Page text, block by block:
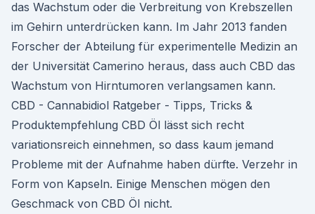
das Wachstum oder die Verbreitung von Krebszellen
im Gehirn unterdrücken kann. Im Jahr 2013 fanden
Forscher der Abteilung für experimentelle Medizin an
der Universität Camerino heraus, dass auch CBD das
Wachstum von Hirntumoren verlangsamen kann. ️
CBD - Cannabidiol Ratgeber - Tipps, Tricks &
Produktempfehlung CBD Öl lässt sich recht
variationsreich einnehmen, so dass kaum jemand
Probleme mit der Aufnahme haben dürfte. Verzehr in
Form von Kapseln. Einige Menschen mögen den
Geschmack von CBD Öl nicht.